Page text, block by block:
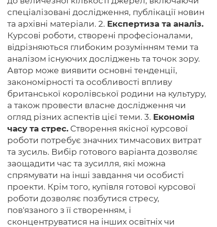
спеціалізовані дослідження, публікації новин
та архівні матеріали. 2. Експертиза та аналіз.
Курсові роботи, створені професіоналами,
відрізняються глибоким розумінням теми та
аналізом існуючих досліджень та точок зору.
Автор може виявити основні тенденції,
закономірності та особливості впливу
британської королівської родини на культуру,
а також провести власне дослідження чи
огляд різних аспектів цієї теми. 3. Економія
часу та стрес. Створення якісної курсової
роботи потребує значних тимчасових витрат
та зусиль. Вибір готового варіанта дозволяє
заощадити час та зусилля, які можна
спрямувати на інші завдання чи особисті
проекти. Крім того, купівля готової курсової
роботи дозволяє позбутися стресу,
пов'язаного з її створенням, і
сконцентруватися на інших освітніх чи